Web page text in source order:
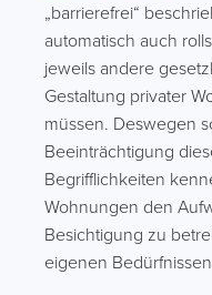
„barrierefrei“
automatisch auch
jeweils andere
Gestaltung privater
müssen. Deswegen
Beeinträchtigung
Begrifflichkeiten
Wohnungen den
Besichtigung zu
eigenen